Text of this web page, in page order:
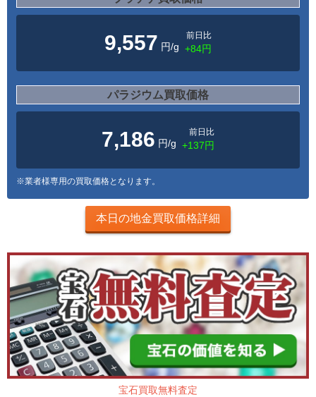
9,557 円/g
前日比
+84円
パラジウム買取価格
7,186 円/g
前日比
+137円
※業者様専用の買取価格となります。
本日の地金買取価格詳細
宝石買取無料査定